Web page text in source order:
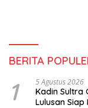
BERITA
1 5 Agustus 2026
Kadin Sultra
Lulusan